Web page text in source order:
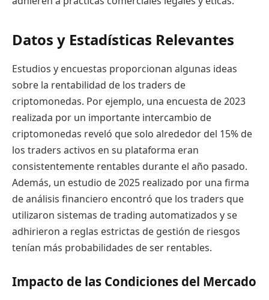
Datos y Estadísticas Relevantes
Estudios y encuestas proporcionan algunas ideas
sobre la rentabilidad de los traders de
criptomonedas. Por ejemplo, una encuesta de 2023
realizada por un importante intercambio de
criptomonedas reveló que solo alrededor del 15% de
los traders activos en su plataforma eran
consistentemente rentables durante el año pasado.
Además, un estudio de 2025 realizado por una firma
de análisis financiero encontró que los traders que
utilizaron sistemas de trading automatizados y se
adhirieron a reglas estrictas de gestión de riesgos
tenían más probabilidades de ser rentables.
Impacto de las Condiciones del Mercado